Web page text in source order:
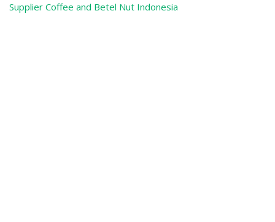
Supplier Coffee and Betel Nut Indonesia